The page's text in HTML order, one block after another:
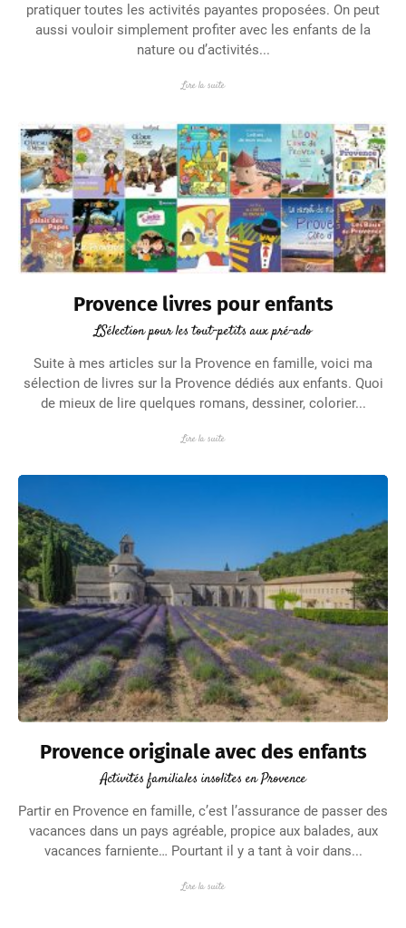
pratiquer toutes les activités payantes proposées. On peut
aussi vouloir simplement profiter avec les enfants de la
nature ou d’activités...
Lire la suite
Provence livres pour enfants
LSélection pour les tout-petits aux pré-ado
Suite à mes articles sur la Provence en famille, voici ma
sélection de livres sur la Provence dédiés aux enfants. Quoi
de mieux de lire quelques romans, dessiner, colorier...
Lire la suite
Provence originale avec des enfants
Activités familiales insolites en Provence
Partir en Provence en famille, c’est l’assurance de passer des
vacances dans un pays agréable, propice aux balades, aux
vacances farniente… Pourtant il y a tant à voir dans...
Lire la suite